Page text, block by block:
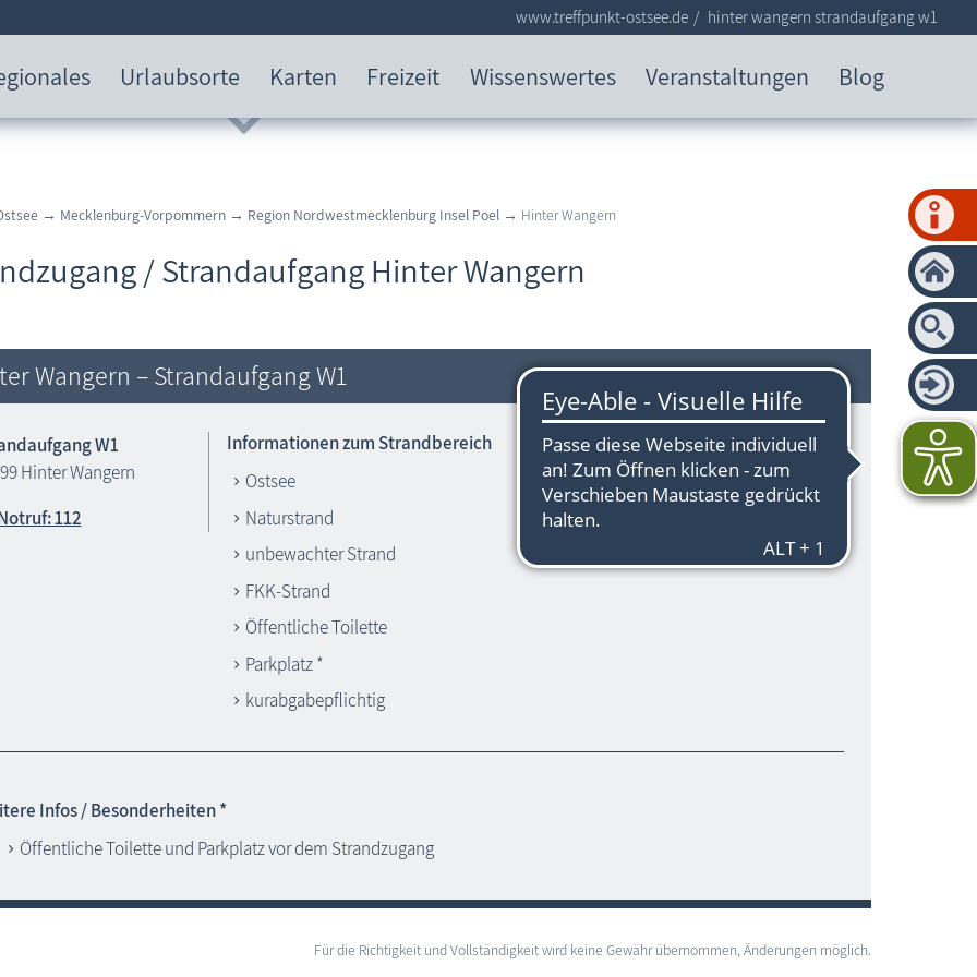
Urlaubsorte Karten Freizeit Wissenswertes Veranstaltungen Blog
www.treffpunkt-ostsee.de hinter wangern strandaufgang w1
→ Mecklenburg-Vorpommern → Region Nordwestmecklenburg Insel Poel → Hinter Wangern
/ Strandaufgang Hinter Wangern
Wangern – Strandaufgang W1
W1
Hinter Wangern
112
Informationen zum Strandbereich
Ostsee
Naturstrand
unbewachter Strand
FKK-Strand
Öffentliche Toilette
Parkplatz *
kurabgabepflichtig
Infos / Besonderheiten *
Öffentliche Toilette und Parkplatz vor dem Strandzugang
Für die Richtigkeit und Vollständigkeit wird keine Gewähr übernommen, Änderungen möglich.